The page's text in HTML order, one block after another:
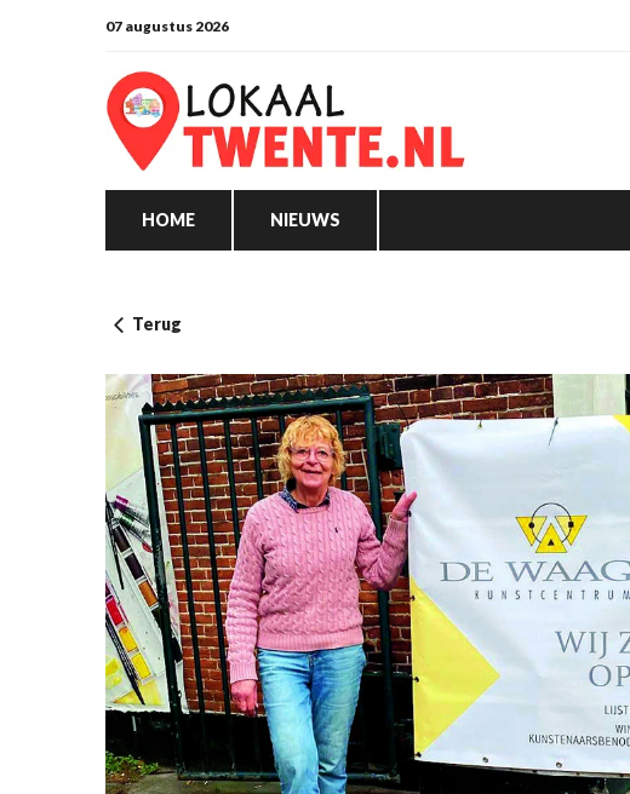
07 augustus 2026
HOME NIEUWS
Terug